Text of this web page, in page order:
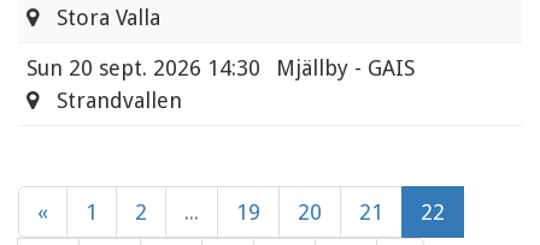
Stora Valla
Sun 20 sept. 2026 14:30
Mjällby - GAIS
Strandvallen
« 1 2 ... 19 20 21 22